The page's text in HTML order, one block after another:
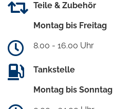
Teile & Zubehör
Montag bis Freitag
8.00 - 16.00 Uhr
Tankstelle
Montag bis Sonntag